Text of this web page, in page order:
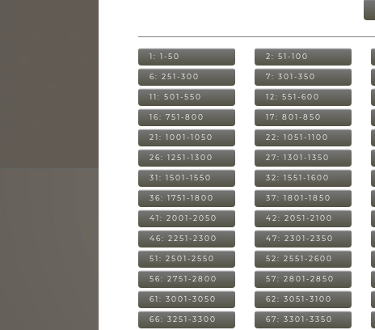
1: 1-50 2: 51-100
6: 251-300 7: 301-350
11: 501-550 12: 551-600
16: 751-800 17: 801-850
21: 1001-1050 22: 1051-1100
26: 1251-1300 27: 1301-1350
31: 1501-1550 32: 1551-1600
36: 1751-1800 37: 1801-1850
41: 2001-2050 42: 2051-2100
46: 2251-2300 47: 2301-2350
51: 2501-2550 52: 2551-2600
56: 2751-2800 57: 2801-2850
61: 3001-3050 62: 3051-3100
66: 3251-3300 67: 3301-3350